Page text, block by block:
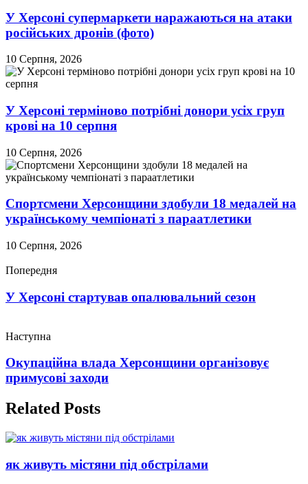
У Херсоні супермаркети наражаються на атаки
російських дронів (фото)
10 Серпня, 2026
У Херсоні терміново потрібні донори усіх груп
крові на 10 серпня
10 Серпня, 2026
Спортсмени Херсонщини здобули 18 медалей на
українському чемпіонаті з параатлетики
10 Серпня, 2026
Попередня
У Херсоні стартував опалювальний сезон
Наступна
Окупаційна влада Херсонщини організовує
примусові заходи
Related Posts
як живуть містяни під обстрілами